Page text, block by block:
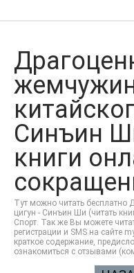
Синъин
книги
Тут можно читать бесплатно
цигун - Синъин Ши (читать
Спорт. Так же Вы можете
регистрации и SMS на сайте
краткое содержание,
ознакомиться с отзывами